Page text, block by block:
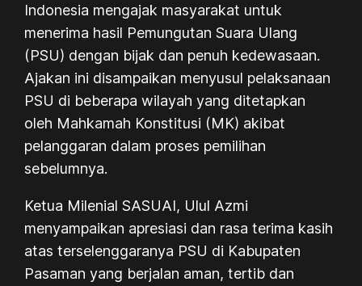
Indonesia mengajak masyarakat untuk
menerima hasil Pemungutan Suara Ulang
(PSU) dengan bijak dan penuh kedewasaan.
Ajakan ini disampaikan menyusul pelaksanaan
PSU di beberapa wilayah yang ditetapkan
oleh Mahkamah Konstitusi (MK) akibat
pelanggaran dalam proses pemilihan
sebelumnya.
Ketua Milenial SASUAI, Ulul Azmi
menyampaikan apresiasi dan rasa terima kasih
atas terselenggaranya PSU di Kabupaten
Pasaman yang berjalan aman, tertib dan